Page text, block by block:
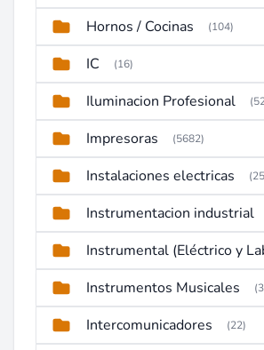
Hornos / Cocinas (104)
IC (16)
Iluminacion Profesional
Impresoras (5682)
Instalaciones electricas
Instrumentacion industrial
Instrumentos Musicales
Intercomunicadores (22)